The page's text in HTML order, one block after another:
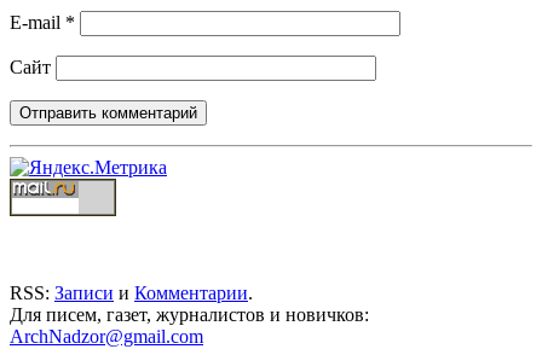
E-mail *
Сайт
RSS: Записи и Комментарии.
Для писем, газет, журналистов и новичков:
ArchNadzor@gmail.com